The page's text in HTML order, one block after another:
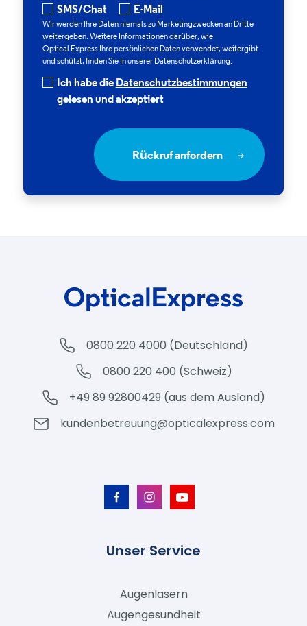
SMS/Chat E-Mail
Wir werden Ihre Daten niemals zu Marketingzwecken an Dritte
weitergeben. Weitere Informationen darüber, wie
Optical ExpressIhre persönlichen Daten verwendet, weitergibt
und schützt, finden Sie in unserer Datenschutzerklärung.
Ich habe die Datenschutzbestimmungen
gelesen und akzeptiert
Rückruf anfordern
0800 220 4000 (Deutschland)
0800 220 400 (Schweiz)
+49 89 92800429 (aus dem Ausland)
kundenbetreuung@opticalexpress.com
Unser Service
Augenlasern
Augengesundheit